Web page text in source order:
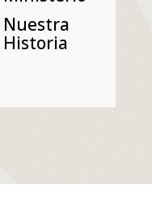
Nuestra
Historia